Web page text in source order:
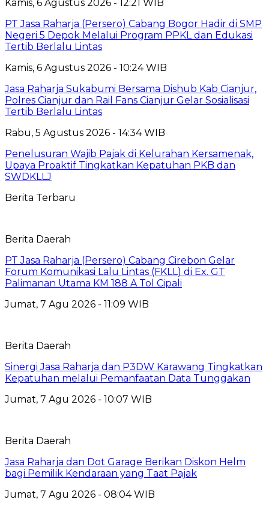
Kamis, 6 Agustus 2026 - 12:21 WIB
PT Jasa Raharja (Persero) Cabang Bogor Hadir di SMP
Negeri 5 Depok Melalui Program PPKL dan Edukasi
Tertib Berlalu Lintas
Kamis, 6 Agustus 2026 - 10:24 WIB
Jasa Raharja Sukabumi Bersama Dishub Kab Cianjur,
Polres Cianjur dan Rail Fans Cianjur Gelar Sosialisasi
Tertib Berlalu Lintas
Rabu, 5 Agustus 2026 - 14:34 WIB
Penelusuran Wajib Pajak di Kelurahan Kersamenak,
Upaya Proaktif Tingkatkan Kepatuhan PKB dan
SWDKLLJ
Berita Terbaru
Berita Daerah
PT Jasa Raharja (Persero) Cabang Cirebon Gelar
Forum Komunikasi Lalu Lintas (FKLL) di Ex. GT
Palimanan Utama KM 188 A Tol Cipali
Jumat, 7 Agu 2026 - 11:09 WIB
Berita Daerah
Sinergi Jasa Raharja dan P3DW Karawang Tingkatkan
Kepatuhan melalui Pemanfaatan Data Tunggakan
Jumat, 7 Agu 2026 - 10:07 WIB
Berita Daerah
Jasa Raharja dan Dot Garage Berikan Diskon Helm
bagi Pemilik Kendaraan yang Taat Pajak
Jumat, 7 Agu 2026 - 08:04 WIB